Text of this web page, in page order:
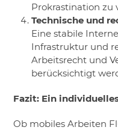
Prokrastination zu
Technische und
Eine stabile
Infrastruktur und
Arbeitsrecht und
berücksichtigt
Fazit: Ein
Ob mobiles Arbeiten